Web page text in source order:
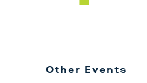
Other Events